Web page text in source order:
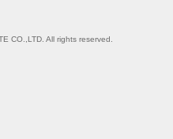
CO.,LTD. All rights reserved.